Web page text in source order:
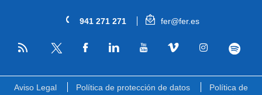
941 271 271 fer@fer.es
RSS
Aviso Legal Política de protección de datos
Política de